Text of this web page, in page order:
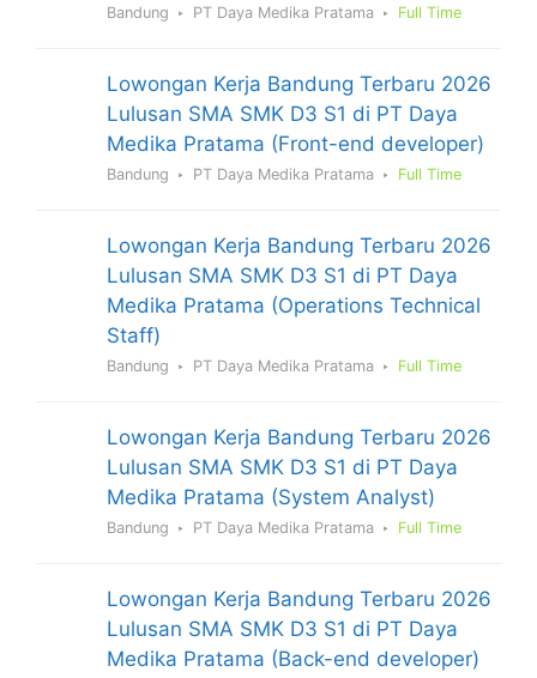
Bandung PT Daya Medika Pratama Full Time
Lowongan Kerja Bandung Terbaru 2026
Lulusan SMA SMK D3 S1 di PT Daya
Medika Pratama (Front-end developer)
Bandung PT Daya Medika Pratama Full Time
Lowongan Kerja Bandung Terbaru 2026
Lulusan SMA SMK D3 S1 di PT Daya
Medika Pratama (Operations Technical
Staff)
Bandung PT Daya Medika Pratama Full Time
Lowongan Kerja Bandung Terbaru 2026
Lulusan SMA SMK D3 S1 di PT Daya
Medika Pratama (System Analyst)
Bandung PT Daya Medika Pratama Full Time
Lowongan Kerja Bandung Terbaru 2026
Lulusan SMA SMK D3 S1 di PT Daya
Medika Pratama (Back-end developer)